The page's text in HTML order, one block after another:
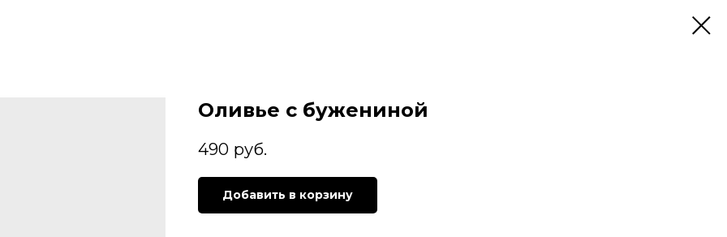
Оливье с бужениной
490 руб.
Добавить в корзину